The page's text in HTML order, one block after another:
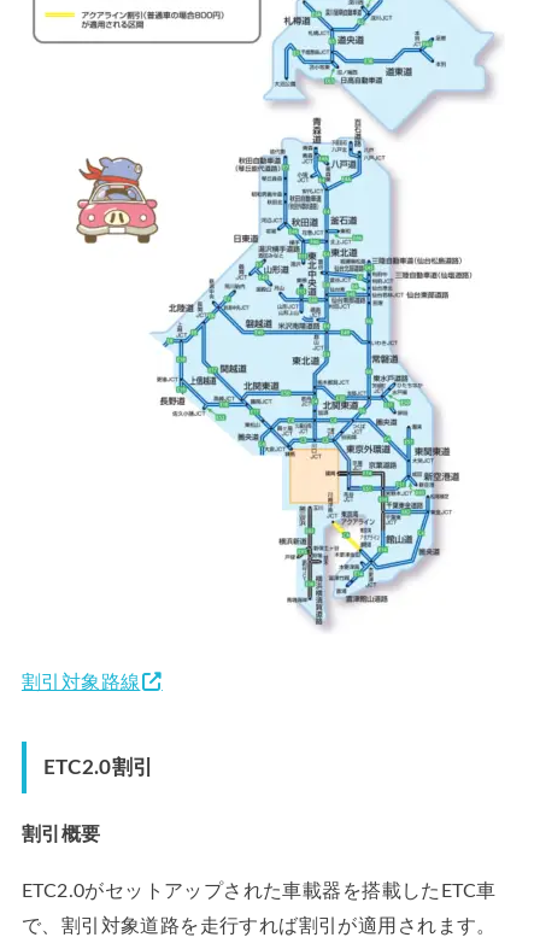
割引対象路線
ETC2.0割引
割引概要
ETC2.0がセットアップされた車載器を搭載したETC車
で、割引対象道路を走行すれば割引が適用されます。